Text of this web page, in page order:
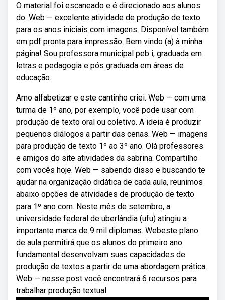
O material foi escaneado e é direcionado aos alunos
do. Web — excelente atividade de produção de texto
para os anos iniciais com imagens. Disponível também
em pdf pronta para impressão. Bem vindo (a) à minha
página! Sou professora municipal peb i, graduada em
letras e pedagogia e pós graduada em áreas de
educação.
Amo alfabetizar e este cantinho criei. Web — com uma
turma de 1º ano, por exemplo, você pode usar com
produção de texto oral ou coletivo. A ideia é produzir
pequenos diálogos a partir das cenas. Web — imagens
para produção de texto 1º ao 3º ano. Olá professores
e amigos do site atividades da sabrina. Compartilho
com vocês hoje. Web — sabendo disso e buscando te
ajudar na organização didática de cada aula, reunimos
abaixo opções de atividades de produção de texto
para 1º ano com. Neste mês de setembro, a
universidade federal de uberlândia (ufu) atingiu a
importante marca de 9 mil diplomas. Webeste plano
de aula permitirá que os alunos do primeiro ano
fundamental desenvolvam suas capacidades de
produção de textos a partir de uma abordagem prática.
Web — nesse post você encontrará 6 recursos para
trabalhar produção textual.